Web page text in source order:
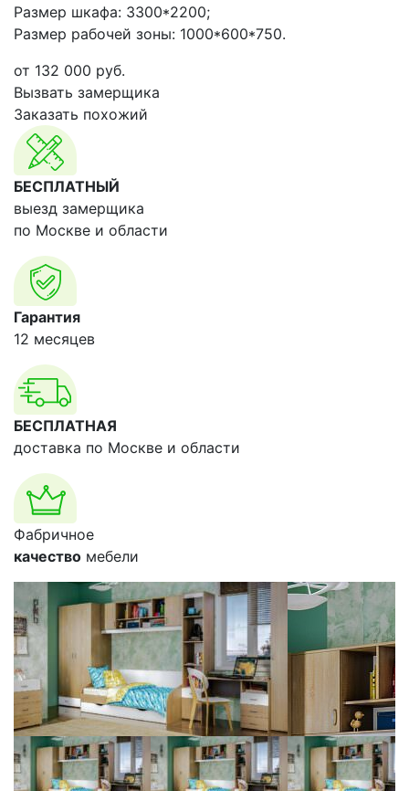
Размер шкафа: 3300*2200;
Размер рабочей зоны: 1000*600*750.
от 132 000 руб.
Вызвать замерщика
Заказать похожий
БЕСПЛАТНЫЙ
выезд замерщика
по Москве и области
Гарантия
12 месяцев
БЕСПЛАТНАЯ
доставка по Москве и области
Фабричное
качество мебели